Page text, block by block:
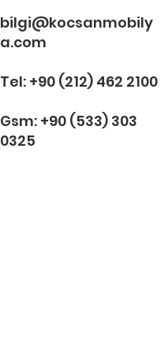
bilgi@kocsanmobily
a.com
Tel: +90 (212) 462 2100
Gsm: +90 (533) 303
0325